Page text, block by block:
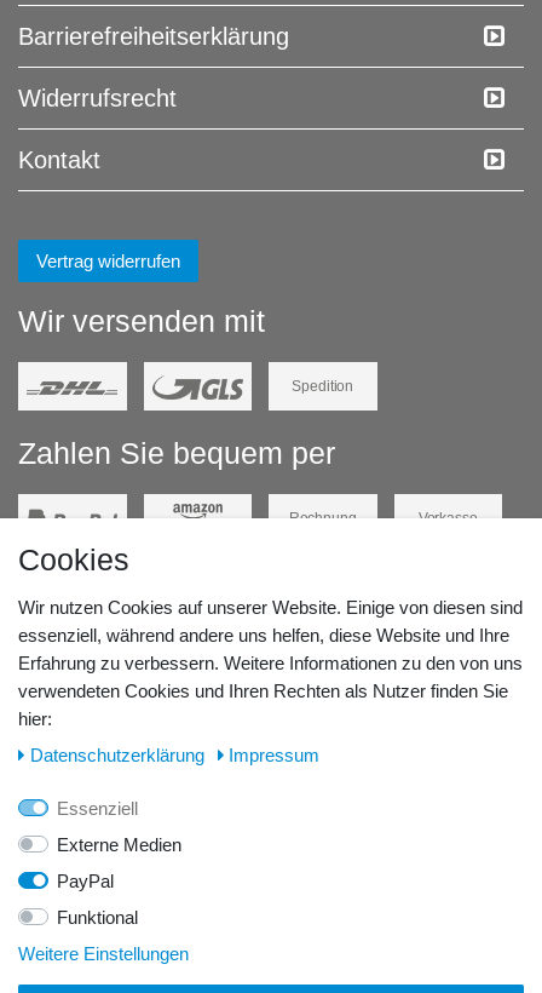
Barrierefreiheitserklärung
Widerrufs­recht
Kontakt
Vertrag widerrufen
Wir versenden mit
Spedition
Zahlen Sie bequem per
Rechnung Vorkasse
Unsere Lageradresse:
GeBOOTE24 - Martin Rolle & Iris Kleiner GbR
Tel.: 0176 42 28 58 17
E-Mail:
info@geboote24.de
Cookies
Wir nutzen Cookies auf unserer Website. Einige von diesen sind
essenziell, während andere uns helfen, diese Website und Ihre
Erfahrung zu verbessern. Weitere Informationen zu den von uns
verwendeten Cookies und Ihren Rechten als Nutzer finden Sie
hier:
Daten­schutz­erklärung
Impressum
Essenziell
Externe Medien
PayPal
Funktional
Weitere Einstellungen